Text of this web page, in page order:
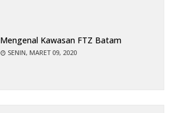
Mengenal Kawasan FTZ Batam
SENIN, MARET 09, 2020